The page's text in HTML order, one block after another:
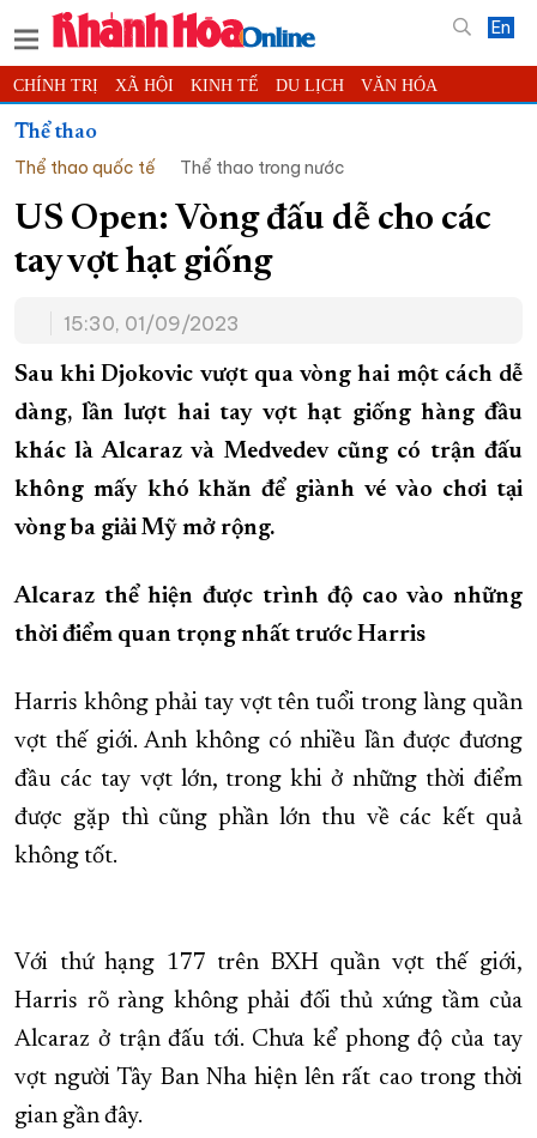
En
CHÍNH TRỊ XÃ HỘI KINH TẾ DU LỊCH VĂN HÓA
THỂ THAO
KHOA HỌC - CÔNG NGHỆ PHÁP LUẬT BẠN ĐỌC
THẾ GIỚI MULTIMEDIA VIDEO ĐỌC BÁO ONLINE
PODCAST THÔNG TIN - QUẢNG CÁO
TRƯỜNG SA BIỂN ĐẢO QUÊ HƯƠNG
CHUNG TAY CẢI CÁCH HÀNH CHÍNH
XÂY DỰNG NÔNG THÔN MỚI LỊCH CẮT ĐIỆN
TÀU - XE - MÁY BAY
KỶ NIỆM 370 NĂM XÂY DỰNG VÀ PHÁT TRIỂN TỈNH KHÁNH HÒA
KHOẢNH KHẮC ĐẸP XỨ TRẦM
Thể thao
Thể thao quốc tế
Thể thao trong nước
US Open: Vòng đấu dễ cho các
tay vợt hạt giống
15:30, 01/09/2023
Sau khi Djokovic vượt qua vòng hai một cách dễ
dàng, lần lượt hai tay vợt hạt giống hàng đầu
khác là Alcaraz và Medvedev cũng có trận đấu
không mấy khó khăn để giành vé vào chơi tại
vòng ba giải Mỹ mở rộng.
Alcaraz thể hiện được trình độ cao vào những
thời điểm quan trọng nhất trước Harris
Harris không phải tay vợt tên tuổi trong làng quần
vợt thế giới. Anh không có nhiều lần được đương
đầu các tay vợt lớn, trong khi ở những thời điểm
được gặp thì cũng phần lớn thu về các kết quả
không tốt.
Với thứ hạng 177 trên BXH quần vợt thế giới,
Harris rõ ràng không phải đối thủ xứng tầm của
Alcaraz ở trận đấu tới. Chưa kể phong độ của tay
vợt người Tây Ban Nha hiện lên rất cao trong thời
gian gần đây.